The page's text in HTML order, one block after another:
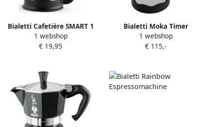
Bialetti Cafetière SMART 1
Liter Zwart
1 webshop
€ 19,95
Bialetti Moka Timer
Espressomachine
1 webshop
€ 115,-